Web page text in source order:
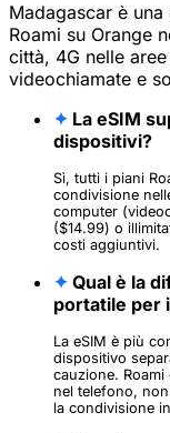
Madagascar è
Roami su Orange
città, 4G nelle
videochiamate e
✦ La eSIM
dispositivi?
Sì, tutti i piani
condivisione
computer
($14.99) o
costi aggiuntivi.
✦ Qual è la
portatile per
La eSIM è più
dispositivo
cauzione.
nel telefono,
la condivisione